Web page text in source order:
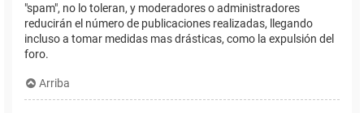
"spam", no lo toleran, y moderadores o administradores
reducirán el número de publicaciones realizadas, llegando
incluso a tomar medidas mas drásticas, como la expulsión del
foro.
Arriba